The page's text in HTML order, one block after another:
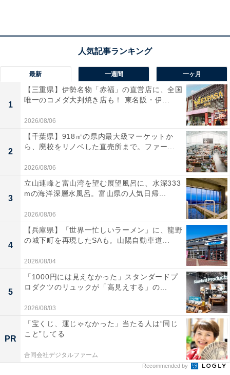
を披露しますが、たわいもない女性同士のおしゃべりが
そのように、かつては女性の芸人もたくさん活躍してい
たのに、どうして今は少数派になってしまったのでしょ
うか。それには構造の問題があります。
「ネタを見てもらえない」Aマッソも痛感した劇
場の構造
さて、芸人はどうやって注目を浴びていくのでしょう。
最新 一週間 一ヶ月
1
【三重県】伊勢名物「赤福」の直営店に、全国
唯一のコメダ大判焼き店も！ 東名阪・伊...
2026/08/06
2
【千葉県】918㎡の県内最大級マーケットか
ら、廃校をリノベした直売所まで。ファー...
2026/08/06
3
立山連峰と富山湾を望む展望風呂に、水深333
mの海洋深層水風呂。富山県の人気日帰...
2026/08/06
4
【兵庫県】「世界一忙しいラーメン」に、龍野
の城下町を再現したSAも。山陽自動車道...
2026/08/04
5
「1000円には見えなかった」スタンダードプ
ロダクツのリュックが「高見えする」の...
2026/08/03
PR
「宝くじ、運じゃなかった」当たる人は“同じ
こと”してる
合同会社デジタルファーム
Recommended by